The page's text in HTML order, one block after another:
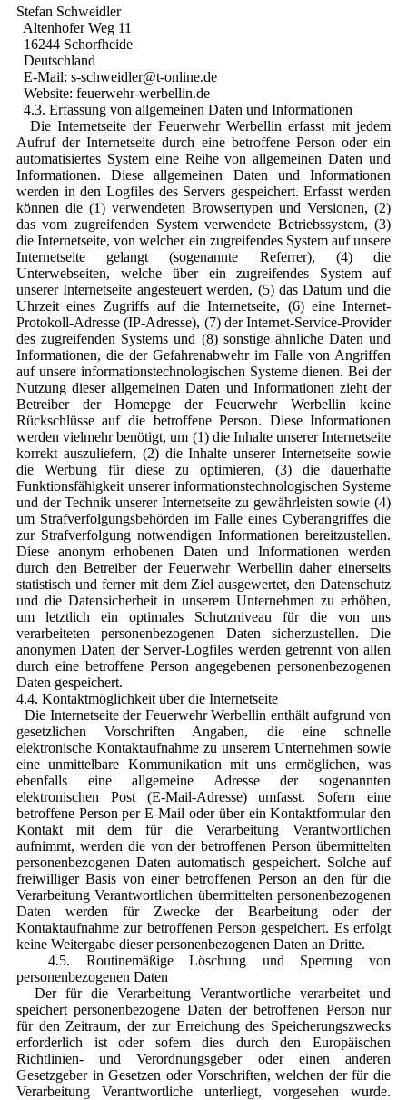
Stefan Schweidler
Altenhofer Weg 11
16244 Schorfheide
Deutschland
E-Mail: s-schweidler@t-online.de
Website: feuerwehr-werbellin.de
4.3. Erfassung von allgemeinen Daten und Informationen
Die Internetseite der Feuerwehr Werbellin erfasst mit jedem
Aufruf der Internetseite durch eine betroffene Person oder ein
automatisiertes System eine Reihe von allgemeinen Daten und
Informationen. Diese allgemeinen Daten und Informationen
werden in den Logfiles des Servers gespeichert. Erfasst werden
können die (1) verwendeten Browsertypen und Versionen, (2)
das vom zugreifenden System verwendete Betriebssystem, (3)
die Internetseite, von welcher ein zugreifendes System auf unsere
Internetseite gelangt (sogenannte Referrer), (4) die
Unterwebseiten, welche über ein zugreifendes System auf
unserer Internetseite angesteuert werden, (5) das Datum und die
Uhrzeit eines Zugriffs auf die Internetseite, (6) eine Internet-
Protokoll-Adresse (IP-Adresse), (7) der Internet-Service-Provider
des zugreifenden Systems und (8) sonstige ähnliche Daten und
Informationen, die der Gefahrenabwehr im Falle von Angriffen
auf unsere informationstechnologischen Systeme dienen. Bei der
Nutzung dieser allgemeinen Daten und Informationen zieht der
Betreiber der Homepge der Feuerwehr Werbellin keine
Rückschlüsse auf die betroffene Person. Diese Informationen
werden vielmehr benötigt, um (1) die Inhalte unserer Internetseite
korrekt auszuliefern, (2) die Inhalte unserer Internetseite sowie
die Werbung für diese zu optimieren, (3) die dauerhafte
Funktionsfähigkeit unserer informationstechnologischen Systeme
und der Technik unserer Internetseite zu gewährleisten sowie (4)
um Strafverfolgungsbehörden im Falle eines Cyberangriffes die
zur Strafverfolgung notwendigen Informationen bereitzustellen.
Diese anonym erhobenen Daten und Informationen werden
durch den Betreiber der Feuerwehr Werbellin daher einerseits
statistisch und ferner mit dem Ziel ausgewertet, den Datenschutz
und die Datensicherheit in unserem Unternehmen zu erhöhen,
um letztlich ein optimales Schutzniveau für die von uns
verarbeiteten personenbezogenen Daten sicherzustellen. Die
anonymen Daten der Server-Logfiles werden getrennt von allen
durch eine betroffene Person angegebenen personenbezogenen
Daten gespeichert.
4.4. Kontaktmöglichkeit über die Internetseite
Die Internetseite der Feuerwehr Werbellin enthält aufgrund von
gesetzlichen Vorschriften Angaben, die eine schnelle
elektronische Kontaktaufnahme zu unserem Unternehmen sowie
eine unmittelbare Kommunikation mit uns ermöglichen, was
ebenfalls eine allgemeine Adresse der sogenannten
elektronischen Post (E-Mail-Adresse) umfasst. Sofern eine
betroffene Person per E-Mail oder über ein Kontaktformular den
Kontakt mit dem für die Verarbeitung Verantwortlichen
aufnimmt, werden die von der betroffenen Person übermittelten
personenbezogenen Daten automatisch gespeichert. Solche auf
freiwilliger Basis von einer betroffenen Person an den für die
Verarbeitung Verantwortlichen übermittelten personenbezogenen
Daten werden für Zwecke der Bearbeitung oder der
Kontaktaufnahme zur betroffenen Person gespeichert. Es erfolgt
keine Weitergabe dieser personenbezogenen Daten an Dritte.
4.5. Routinemäßige Löschung und Sperrung von
personenbezogenen Daten
Der für die Verarbeitung Verantwortliche verarbeitet und
speichert personenbezogene Daten der betroffenen Person nur
für den Zeitraum, der zur Erreichung des Speicherungszwecks
erforderlich ist oder sofern dies durch den Europäischen
Richtlinien- und Verordnungsgeber oder einen anderen
Gesetzgeber in Gesetzen oder Vorschriften, welchen der für die
Verarbeitung Verantwortliche unterliegt, vorgesehen wurde.